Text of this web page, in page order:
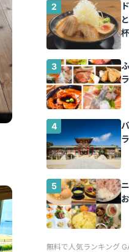
無料で人気ランキング